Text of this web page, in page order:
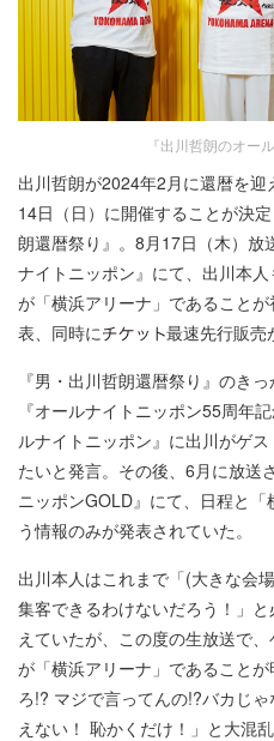
『出川哲朗のオー
出川哲朗が2024年2月に還暦を
14日（日）に開催することが決
朗還暦祭り』。8月17日（木）放
ナイトニッポン』にて、出川本
が「横浜アリーナ」であること
表、同時に
最速先行販売
『男・出川哲朗還暦祭り』のき
『オールナイトニッポン55周年
ルナイトニッポン』に出川がゲ
たいと発言。その後、6月に放送
ニッポンGOLD』にて、日程と
う情報のみが発表されていた。
出川本人はこれまで「(大きな会
集客できるわけないだろう！」
えていたが、この度の生放送で
が「横浜アリーナ」であること
ろ!? マジで言ってんの!?バカじ
えない！ 恥かくだけ！」と大混乱